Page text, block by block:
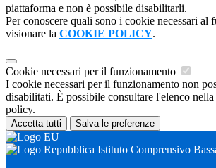
piattaforma e non è possibile disabilitarli.
Per conoscere quali sono i cookie necessari al
visionare la COOKIE POLICY.
Cookie necessari per il funzionamento
I cookie necessari per il funzionamento non
disabilitati. È possibile consultare l'elenco
policy.
Accetta tutti Salva le preferenze
Istituto Comprensivo